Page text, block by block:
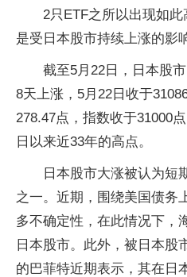
2只ETF之所以出现如
是受日本股市持续上涨的影
截至5月22日，日本股
8天上涨，5月22日收于
278.47点，指数收于31000
日以来近33年的高点。
日本股市大涨被认为短
之一。近期，围绕美国债务
多不确定性，在此情况下，
日本股市。此外，被日本股
的巴菲特近期表示，其在日